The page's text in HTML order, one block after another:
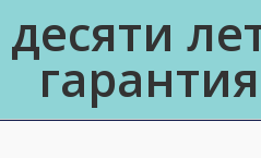
десяти